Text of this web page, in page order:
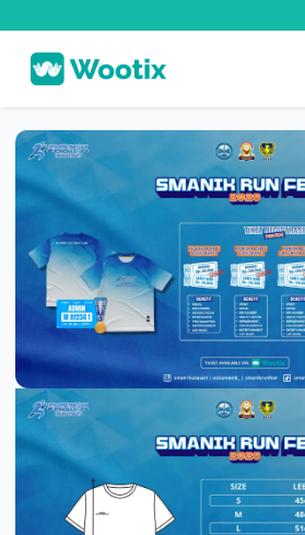
Description
Ticket